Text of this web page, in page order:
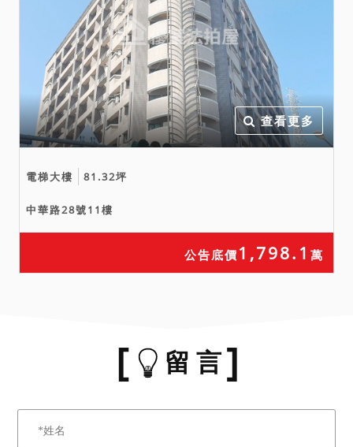
序時，即按1〜65標順序依
序開標。如先順序之拍賣所
得價金已足清償執行費用、
土地增值稅、地價稅、房屋
稅、營業稅、其他優先債權
及本件債權額時，後順序之
各標即停止拍賣。縱經拍
時，以其聲明願承受標別之
價金已足清償執行費用、土
即不許其承受，縱許其承
受，亦得撤銷。
銷。
查看更多
電梯大樓 81.32坪
中華路28號11樓
公告底價 1,798.1 萬
留 言